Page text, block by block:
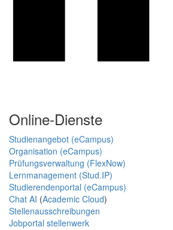
Online-Dienste
Studienangebot (eCampus)
Organisation (eCampus)
Prüfungsverwaltung (FlexNow)
Lernmanagement (Stud.IP)
Studierendenportal (eCampus)
Chat AI (Academic Cloud)
Stellenausschreibungen
Jobportal stellenwerk